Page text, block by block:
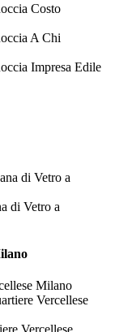
Costo
A Chi
Impresa Edile
di Vetro a
Milano
Vercellese
Vercellese